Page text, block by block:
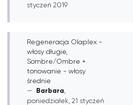
styczeń 2019
Regeneracja Olaplex -
włosy długie,
Sombre/Ombre +
tonowanie - włosy
średnie
Barbara
poniedziałek, 21 styczeń